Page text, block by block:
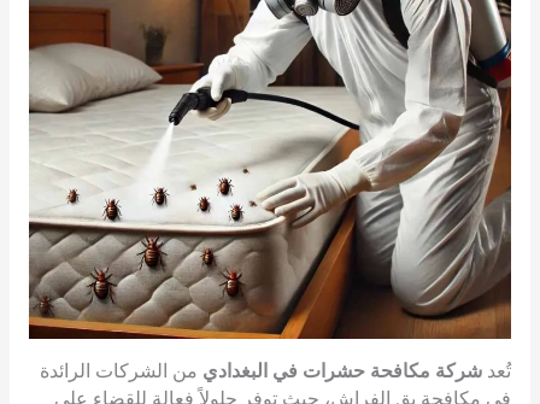
تُعد شركة مكافحة حشرات في البغدادي من الشركات الرائدة
في مكافحة بق الفراش، حيث توفر حلولاً فعالة للقضاء على